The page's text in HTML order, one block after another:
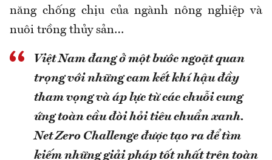
năng chống chịu của ngành nông nghiệp và
nuôi trồng thủy sản…
Việt Nam đang ở một bước ngoặt quan
trọng với những cam kết khí hậu đầy
tham vọng và áp lực từ các chuỗi cung
ứng toàn cầu đòi hỏi tiêu chuẩn xanh.
Net Zero Challenge được tạo ra để tìm
kiếm những giải pháp tốt nhất trên toàn